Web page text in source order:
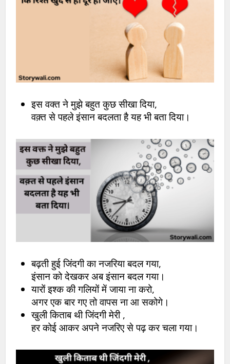
इस वक्त ने मुझे बहुत कुछ सीखा दिया,
वक़्त से पहले इंसान बदलता है यह भी बता दिया।
बढ़ती हुई जिंदगी का नजरिया बदल गया,
इंसान को देखकर अब इंसान बदल गया।
यारों इश्क की गलियों में जाया ना करो,
अगर एक बार गए तो वापस ना आ सकोगे।
खुली किताब थी जिंदगी मेरी ,
हर कोई आकर अपने नजरिए से पढ़ कर चला गया।